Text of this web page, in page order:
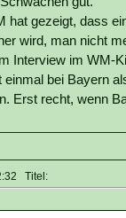
hat gezeigt, dass
wird, man nicht
Interview im WM-
bei Bayern
Erst recht, wenn
Titel: